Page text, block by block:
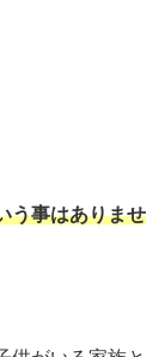
う事はありませ